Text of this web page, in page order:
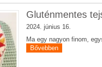
Gluténmentes
2024. június 16.
Ma egy nagyon finom,
Bővebben